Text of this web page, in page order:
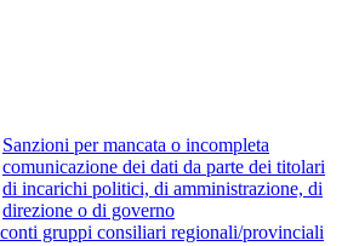
Sanzioni per mancata o incompleta
comunicazione dei dati da parte dei titolari
di incarichi politici, di amministrazione, di
direzione o di governo
gruppi consiliari regionali/provinciali